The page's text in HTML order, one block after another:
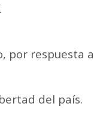
por respuesta a
del país.